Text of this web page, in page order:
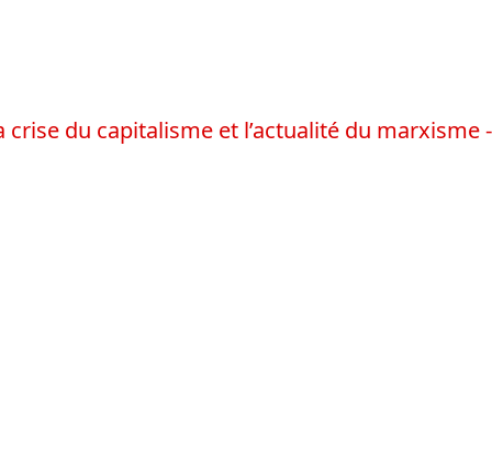
crise du capitalisme et l’actualité du marxisme